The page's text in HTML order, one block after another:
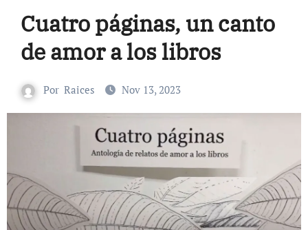
Cuatro páginas, un canto
de amor a los libros
Por Raices Nov 13, 2023